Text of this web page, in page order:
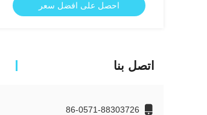
احصل على افضل سعر
اتصل بنا
86-0571-88303726